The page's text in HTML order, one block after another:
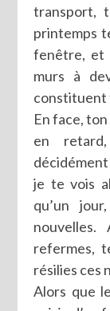
transport,
printemps
fenêtre, et
murs à
constituent
En face,
en
décidément
je te vois
qu’un
refermes,
résilies ces
Alors que